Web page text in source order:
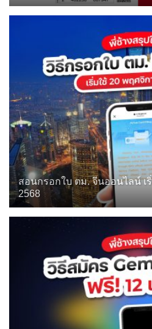
สอนกรอกใบ ตม. จีนออนไลน์ เ
2568